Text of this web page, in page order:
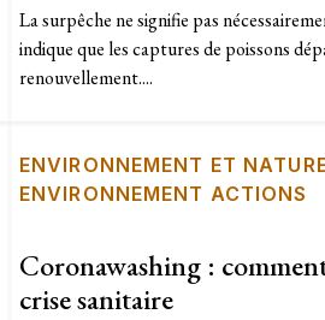
La surpêche ne signifie pas
indique que les captures de poissons
renouvellement....
ENVIRONNEMENT ET
ENVIRONNEMENT ACTIONS
Coronawashing :
crise sanitaire